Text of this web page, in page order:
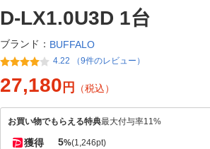
D-LX1.0U3D 1台
ブランド： BUFFALO
4.22 （9件のレビュー）
27,180 円 （税込）
お買い物でもらえる特典最大付与率11%
獲得 5%(1,246pt)